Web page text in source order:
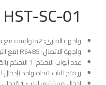
HST-SC-01 وحدة تحكم الرقيق
واجهة القارئ: 2متوافقة مع جميع مدخلات Wiegand26-72،
واجهة الاتصال: RS485 (مع التيار الزائد والجهد الزائد)
عدد أبواب التحكم: 1 التحكم بالقفل الكهربائي: 1 (مع حماية التيار 3A)
زر فتح الباب: اتجاه واحد